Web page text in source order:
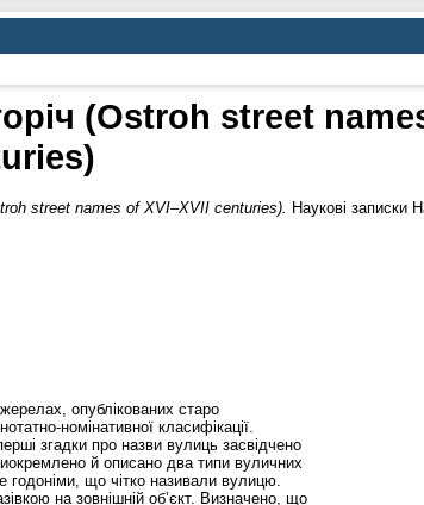
(Ostroh street
street names of XVI–XVII centuries).
Наукові записки
опублікованих старо
номінативної класифікації.
згадки про назви вулиць засвідчено
й описано два типи вуличних
годоніми, що чітко називали вулицю.
на зовнішній об’єкт. Визначено, що